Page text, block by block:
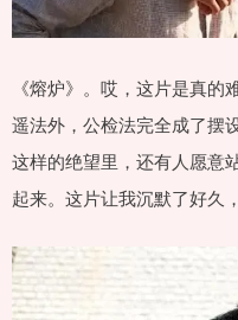
《熔炉》。哎，这片是真
遥法外，公检法完全成了摆
这样的绝望里，还有人愿意
起来。这片让我沉默了好久